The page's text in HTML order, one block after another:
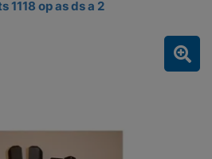
1118 op as ds a 2